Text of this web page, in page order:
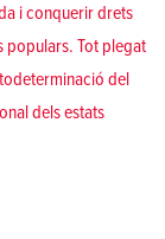
i conquerir drets
populars. Tot plegat
del
dels estats